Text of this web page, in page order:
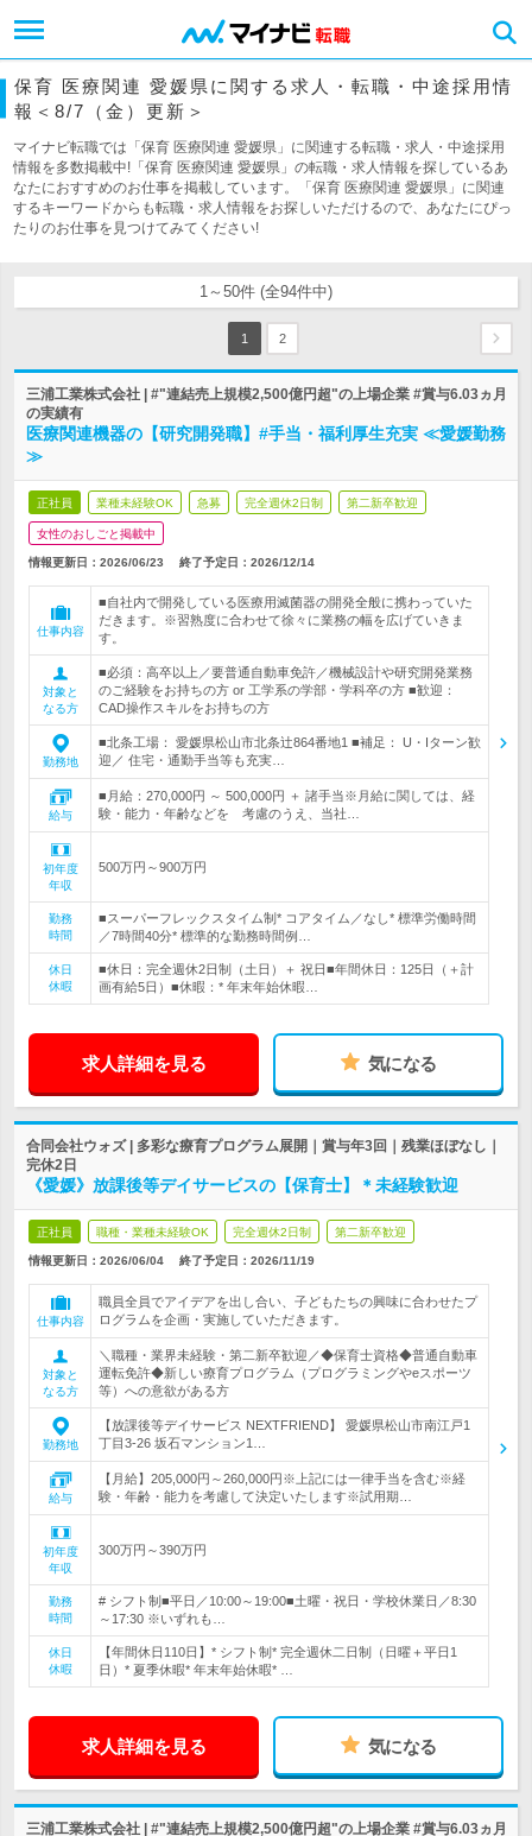
保育 医療関連 愛媛県に関する求人・転職・中途採用情
報＜8/7（金）更新＞
マイナビ転職では「保育 医療関連 愛媛県」に関連する転職・求人・中途採用
情報を多数掲載中!「保育 医療関連 愛媛県」の転職・求人情報を探しているあ
なたにおすすめのお仕事を掲載しています。「保育 医療関連 愛媛県」に関連
するキーワードからも転職・求人情報をお探しいただけるので、あなたにぴっ
たりのお仕事を見つけてみてください!
1～50件 (全94件中)
1 2
三浦工業株式会社 | #"連結売上規模2,500億円超"の上場企業 #賞与6.03ヵ月
の実績有
医療関連機器の【研究開発職】#手当・福利厚生充実 ≪愛媛勤務
≫
正社員 業種未経験OK 急募 完全週休2日制 第二新卒歓迎
女性のおしごと掲載中
情報更新日：2026/06/23 終了予定日： 2026/12/14
仕事内容
■自社内で開発している医療用滅菌器の開発全般に携わっていた
だきます。※習熟度に合わせて徐々に業務の幅を広げていきま
す。
対象と
なる方
■必須：高卒以上／要普通自動車免許／機械設計や研究開発業務
のご経験をお持ちの方 or 工学系の学部・学科卒の方 ■歓迎：
CAD操作スキルをお持ちの方
勤務地
■北条工場： 愛媛県松山市北条辻864番地1 ■補足： U・Iターン歓
迎／ 住宅・通勤手当等も充実…
給与
■月給：270,000円 ～ 500,000円 ＋ 諸手当※月給に関しては、経
験・能力・年齢などを 考慮のうえ、当社…
初年度
年収
500万円～900万円
勤務
時間
■スーパーフレックスタイム制* コアタイム／なし* 標準労働時間
／7時間40分* 標準的な勤務時間例…
休日
休暇
■休日：完全週休2日制（土日）＋ 祝日■年間休日：125日（＋計
画有給5日）■休暇：* 年末年始休暇…
求人詳細を見る 気になる
合同会社ウォズ | 多彩な療育プログラム展開｜賞与年3回｜残業ほぼなし｜
完休2日
《愛媛》放課後等デイサービスの【保育士】＊未経験歓迎
正社員 職種・業種未経験OK 完全週休2日制 第二新卒歓迎
情報更新日：2026/06/04 終了予定日： 2026/11/19
仕事内容
職員全員でアイデアを出し合い、子どもたちの興味に合わせたプ
ログラムを企画・実施していただきます。
対象と
なる方
＼職種・業界未経験・第二新卒歓迎／◆保育士資格◆普通自動車
運転免許◆新しい療育プログラム（プログラミングやeスポーツ
等）への意欲がある方
勤務地
【放課後等デイサービス NEXTFRIEND】 愛媛県松山市南江戸1
丁目3-26 坂石マンション1…
給与
【月給】205,000円～260,000円※上記には一律手当を含む※経
験・年齢・能力を考慮して決定いたします※試用期…
初年度
年収
300万円～390万円
勤務
時間
# シフト制■平日／10:00～19:00■土曜・祝日・学校休業日／8:30
～17:30 ※いずれも…
休日
休暇
【年間休日110日】* シフト制* 完全週休二日制（日曜＋平日1
日）* 夏季休暇* 年末年始休暇* …
求人詳細を見る 気になる
三浦工業株式会社 | #"連結売上規模2,500億円超"の上場企業 #賞与6.03ヵ月